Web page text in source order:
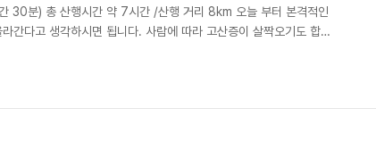
30분) 총 산행시간 약 7시간 /산행 거리 8km 오늘 부터 본격적인
간다고 생각하시면 됩니다. 사람에 따라 고산증이 살짝오기도 합니
보시면 안전을 위해 길을 비켜주시기 바랍니다. 말 못하는 짐승이
도착했습니다. 이곳에서 ..